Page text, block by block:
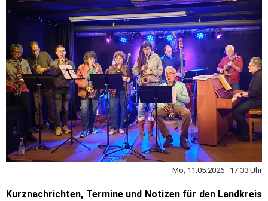
Mo, 11.05.2026 17:33 Uhr
Kurznachrichten, Termine und Notizen für den Landkreis